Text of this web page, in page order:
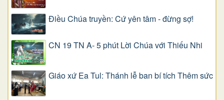
Điều Chúa truyền: Cứ yên tâm - đừng sợ!
CN 19 TN A- 5 phút Lời Chúa với Thiếu Nhi
Giáo xứ Ea Tul: Thánh lễ ban bí tích Thêm sức